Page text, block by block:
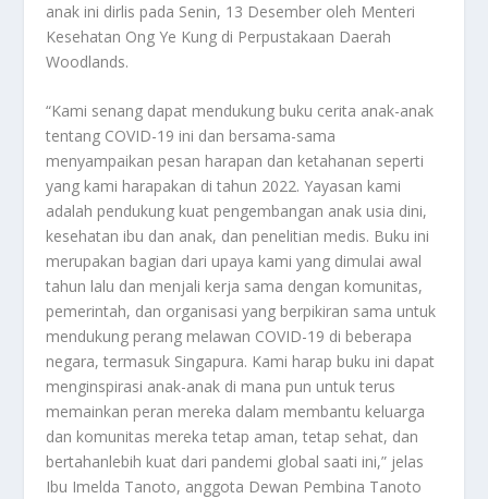
anak ini dirlis pada Senin, 13 Desember oleh Menteri
Kesehatan Ong Ye Kung di Perpustakaan Daerah
Woodlands.
“Kami senang dapat mendukung buku cerita anak-anak
tentang COVID-19 ini dan bersama-sama
menyampaikan pesan harapan dan ketahanan seperti
yang kami harapakan di tahun 2022. Yayasan kami
adalah pendukung kuat pengembangan anak usia dini,
kesehatan ibu dan anak, dan penelitian medis. Buku ini
merupakan bagian dari upaya kami yang dimulai awal
tahun lalu dan menjali kerja sama dengan komunitas,
pemerintah, dan organisasi yang berpikiran sama untuk
mendukung perang melawan COVID-19 di beberapa
negara, termasuk Singapura. Kami harap buku ini dapat
menginspirasi anak-anak di mana pun untuk terus
memainkan peran mereka dalam membantu keluarga
dan komunitas mereka tetap aman, tetap sehat, dan
bertahanlebih kuat dari pandemi global saati ini,” jelas
Ibu Imelda Tanoto, anggota Dewan Pembina Tanoto